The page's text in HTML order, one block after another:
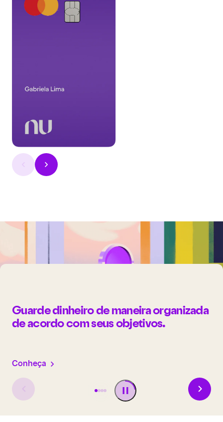
Guarde dinheiro de maneira organizada
de acordo com seus objetivos.
Conheça